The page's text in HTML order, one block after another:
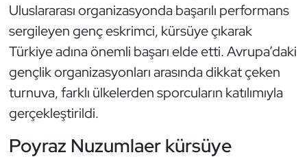
Uluslararası organizasyonda başarılı performans
sergileyen genç eskrimci, kürsüye çıkarak
Türkiye adına önemli başarı elde etti. Avrupa’daki
gençlik organizasyonları arasında dikkat çeken
turnuva, farklı ülkelerden sporcuların katılımıyla
gerçekleştirildi.
Poyraz Nuzumlaer kürsüye
Genel
Golf
Güreş
Halter